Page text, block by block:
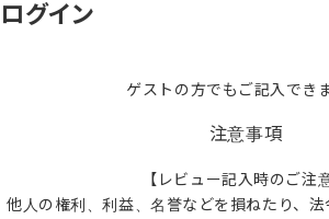
ログイン
ゲストの方でもご記入できま
注意事項
【レビュー記入時のご注意
他人の権利、利益、名誉などを損ねたり、